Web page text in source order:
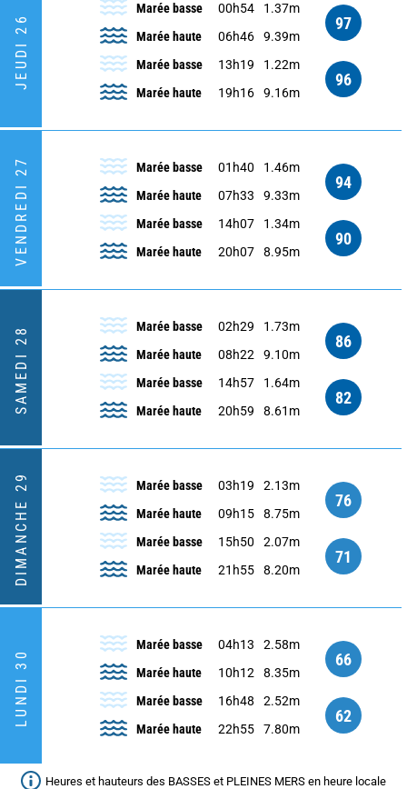
JEUDI 26
Marée basse 00h54
1.37m
Marée haute
06h46 9.39m
97
Marée basse 13h19
1.22m
Marée haute
19h16 9.16m
96
VENDREDI 27 Marée basse 01h40
1.46m
Marée haute
07h33 9.33m
94
Marée basse 14h07
1.34m
Marée haute
20h07 8.95m
90
SAMEDI 28 Marée basse 02h29
1.73m
Marée haute
08h22 9.10m
86
Marée basse 14h57
1.64m
Marée haute
20h59 8.61m
82
DIMANCHE 29 Marée basse 03h19
2.13m
Marée haute
09h15 8.75m
76
Marée basse 15h50
2.07m
Marée haute
21h55 8.20m
71
LUNDI 30
Marée basse 04h13
2.58m
Marée haute
10h12 8.35m
66
Marée basse 16h48
2.52m
Marée haute
22h55 7.80m
62
Heures et hauteurs des BASSES et PLEINES MERS en heure locale